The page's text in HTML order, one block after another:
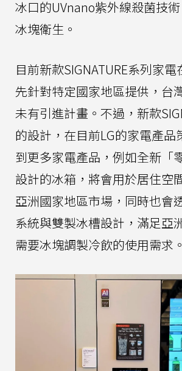
冰口的UVnano紫外線殺菌技
冰塊衛生。
目前新款SIGNATURE系列家
先針對特定國家地區提供，台
未有引進計畫。不過，新款
的設計，在目前LG的家電產品
到更多家電產品，例如全新「
設計的冰箱，將會用於居住空
亞洲國家地區市場，同時也會
系統與雙製冰槽設計，滿足亞
需要冰塊調製冷飲的使用需求。